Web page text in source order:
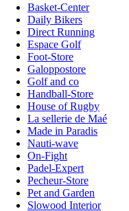
Basket-Center
Daily Bikers
Direct Running
Espace Golf
Foot-Store
Galoppostore
Golf and co
Handball-Store
House of Rugby
La sellerie de Maé
Made in Paradis
Nauti-wave
On-Fight
Padel-Expert
Pecheur-Store
Pet and Garden
Slowood Interior